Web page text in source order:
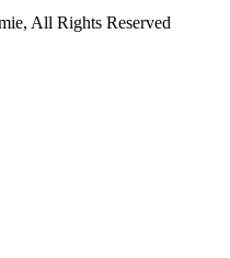
All Rights Reserved